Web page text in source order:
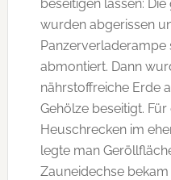
beseitigen lassen:
wurden abgerissen
Panzerverladerampe
abmontiert. Dann
nährstoffreiche Erde
Gehölze beseitigt.
Heuschrecken im
legte man
Zauneidechse bekam